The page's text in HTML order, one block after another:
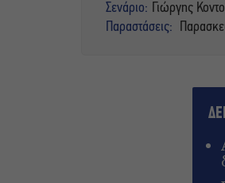
Σενάριο: Γιώργης
Παραστάσεις: